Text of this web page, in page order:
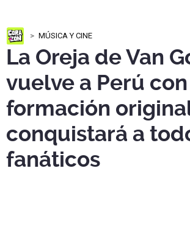
MÚSICA Y CINE
La Oreja de Van
vuelve a Perú
formación
conquistará a
fanáticos